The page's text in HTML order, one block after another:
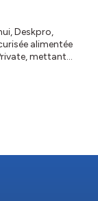
Deskpro,
alimentée
mettant
leur service